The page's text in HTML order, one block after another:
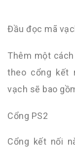
Đầu đọc mã
Thêm một
theo cổng kết
vạch sẽ bao
Cổng PS2
Cổng kết nối